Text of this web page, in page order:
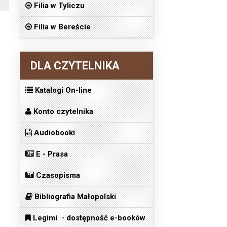
Filia w Tyliczu
Filia w Bereście
DLA CZYTELNIKA
Katalogi On-line
Konto czytelnika
Audiobooki
E - Prasa
Czasopisma
Bibliografia Małopolski
Legimi - dostępność e-booków